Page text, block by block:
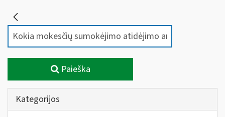
Paieška
Kategorijos